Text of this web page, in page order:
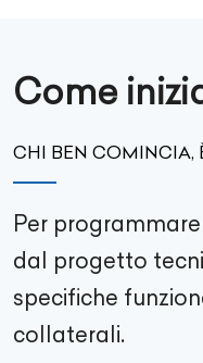
Come
CHI BEN COMINCIA,
Per
dal progetto
specifiche
collaterali.